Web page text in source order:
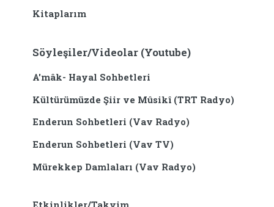
Kitaplarım
Söyleşiler/Videolar (Youtube)
A'mâk- Hayal Sohbetleri
Kültürümüzde Şiir ve Mûsikî (TRT Radyo)
Enderun Sohbetleri (Vav Radyo)
Enderun Sohbetleri (Vav TV)
Mürekkep Damlaları (Vav Radyo)